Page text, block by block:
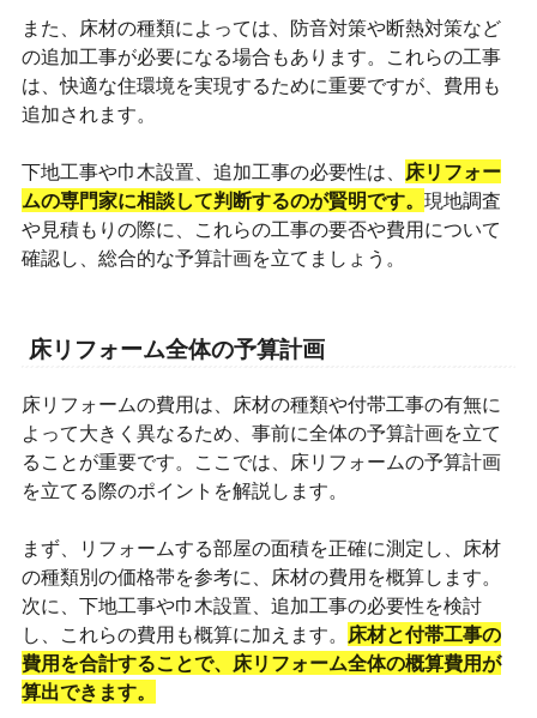
また、床材の種類によっては、防音対策や断熱対策など
の追加工事が必要になる場合もあります。これらの工事
は、快適な住環境を実現するために重要ですが、費用も
追加されます。
下地工事や巾木設置、追加工事の必要性は、 床リフォー
ムの専門家に相談して判断するのが賢明です。 現地調査
や見積もりの際に、これらの工事の要否や費用について
確認し、総合的な予算計画を立てましょう。
床リフォーム全体の予算計画
床リフォームの費用は、床材の種類や付帯工事の有無に
よって大きく異なるため、事前に全体の予算計画を立て
ることが重要です。ここでは、床リフォームの予算計画
を立てる際のポイントを解説します。
まず、リフォームする部屋の面積を正確に測定し、床材
の種類別の価格帯を参考に、床材の費用を概算します。
次に、下地工事や巾木設置、追加工事の必要性を検討
し、これらの費用も概算に加えます。 床材と付帯工事の
費用を合計することで、床リフォーム全体の概算費用が
算出できます。